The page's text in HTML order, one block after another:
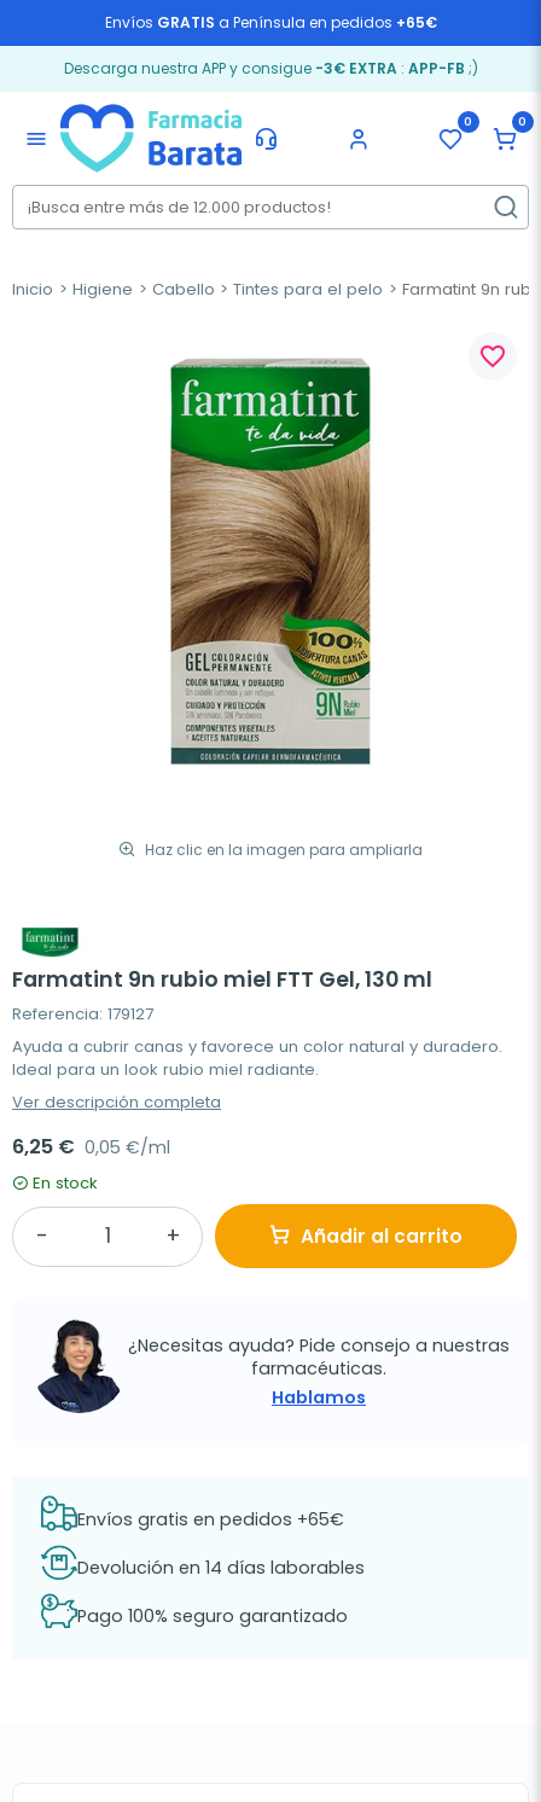
Envíos GRATIS a Península en pedidos +65€
Descarga nuestra APP y consigue -3€ EXTRA: APP-FB ;)
menu
0 0
Inicio Higiene Cabello Tintes para el pelo Farmatint 9n
Haz clic en la imagen para ampliarla
favorite_border
Farmatint 9n rubio miel FTT Gel, 130 ml
Referencia: 179127
Ayuda a cubrir canas y favorece un color natural y duradero.
Ideal para un look rubio miel radiante.
Ver descripción completa
6,25 € 0,05 €/ml
En stock
Añadir al carrito
¿Necesitas ayuda? Pide consejo a nuestras
farmacéuticas.
Hablamos
Envíos gratis en pedidos +65€
Devolución en 14 días laborables
Pago 100% seguro garantizado